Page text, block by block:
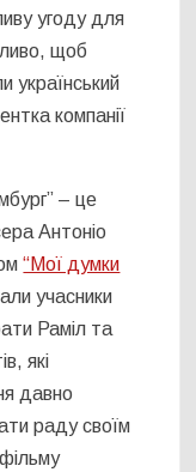
угоду для
щоб
український
компанії
– це
Антоніо
“Мої думки
учасники
Раміл та
які
давно
раду своїм